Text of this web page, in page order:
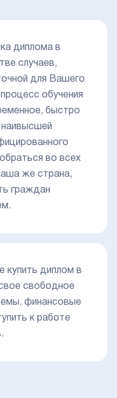
диплома в
случаев,
для Вашего
обучения
быстро
во всех
же страна,
граждан
диплом в
свободное
финансовые
к работе